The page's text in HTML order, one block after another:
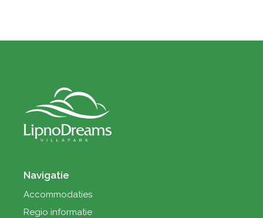
Navigatie
Accommodaties
Regio informatie